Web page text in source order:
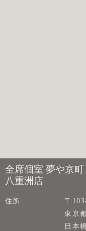
全席個室 夢や京町
八重洲店
住所
〒
東京
日本